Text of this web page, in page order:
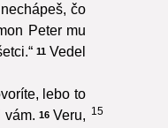
čo
Peter mu
11 Vedel
lebo to
15
vám. 16 Veru,